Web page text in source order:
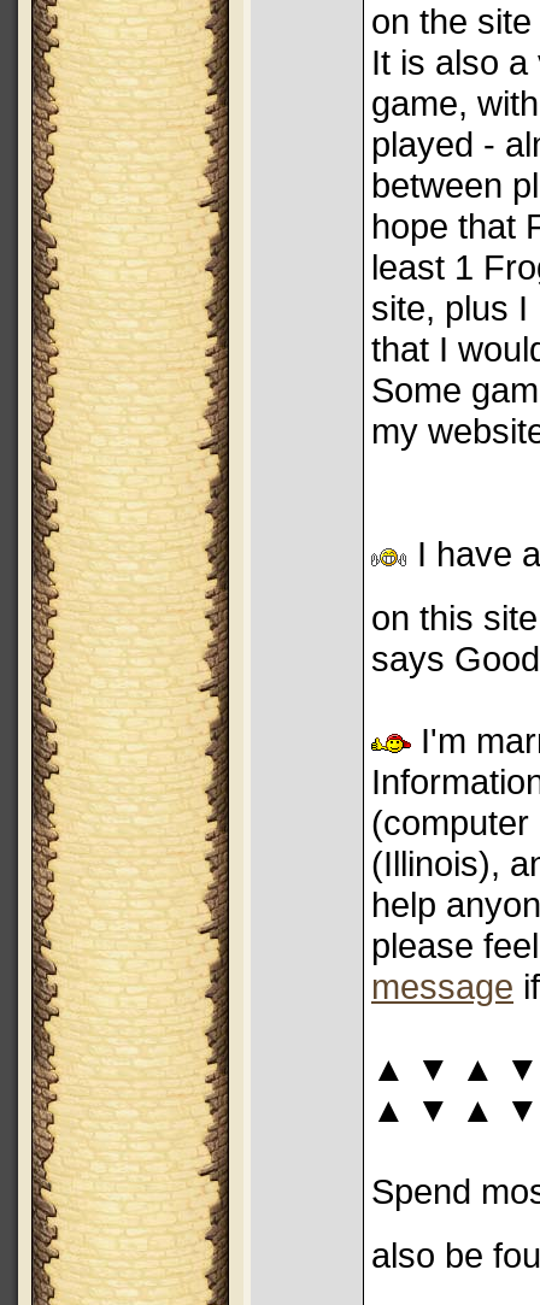
on the
It is also
game,
played -
between
hope that
least 1
site, plus I
that I
Some
my
I have
on this
says
I'm
(computer
(Illinois),
help
please
message
▲ ▼ ▲
▲ ▼ ▲ ▼
Spend
also be